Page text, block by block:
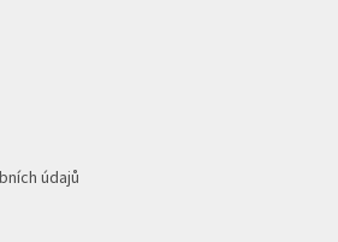
údajů